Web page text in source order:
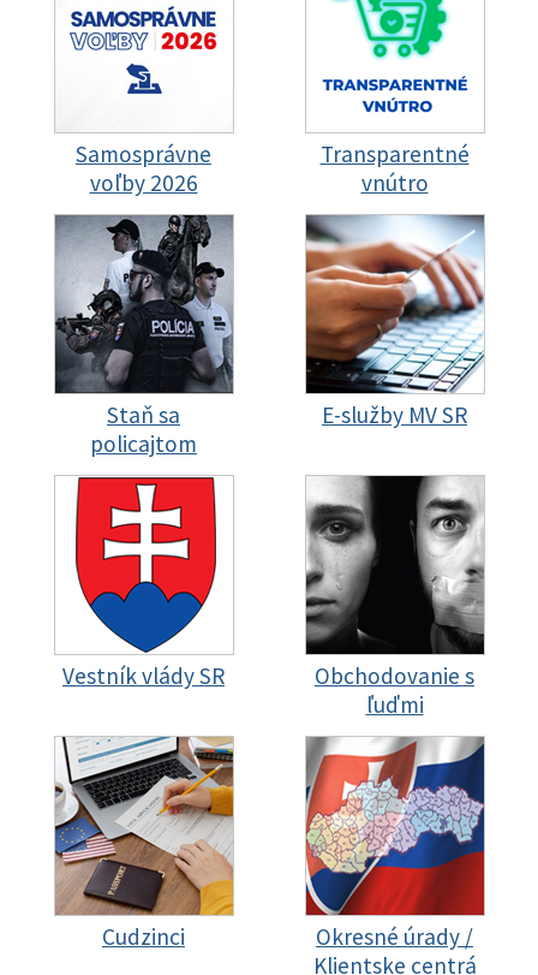
Samosprávne
voľby 2026
Transparentné
vnútro
Staň sa
policajtom
E-služby MV SR
Vestník vlády SR
Obchodovanie s
ľuďmi
Cudzinci
Okresné úrady /
Klientske centrá